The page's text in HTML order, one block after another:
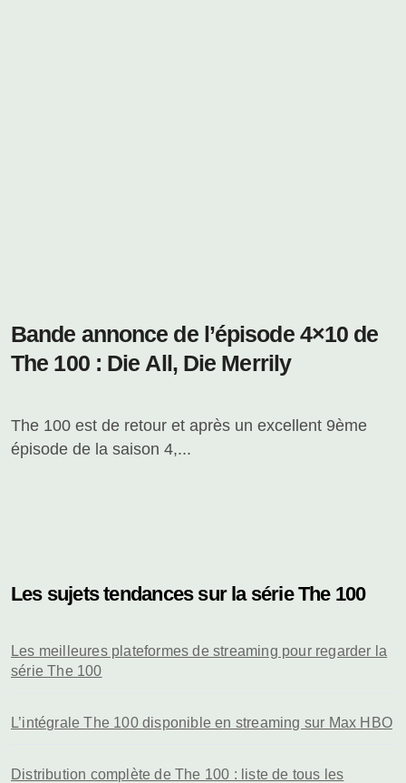
Bande annonce de l’épisode 4×10 de
The 100 : Die All, Die Merrily
The 100 est de retour et après un excellent 9ème
épisode de la saison 4,...
Les sujets tendances sur la série The 100
Les meilleures plateformes de streaming pour regarder la
série The 100
L’intégrale The 100 disponible en streaming sur Max HBO
Distribution complète de The 100 : liste de tous les